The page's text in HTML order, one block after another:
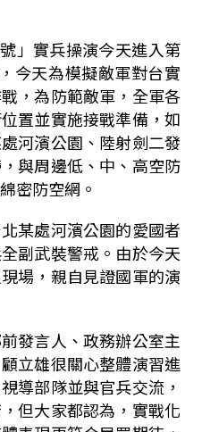
」實兵操演今天進入第
今天為模擬敵軍對台實
，為防範敵軍，全軍各
置並實施接戰準備，如
河濱公園、陸射劍二發
與周邊低、中、高空防
密防空網。
某處河濱公園的愛國者
副武裝警戒。由於今天
場，親自見證國軍的演
發言人、政務辦公室主
立雄很關心整體演習進
導部隊並與官兵交流，
但大家都認為，實戰化